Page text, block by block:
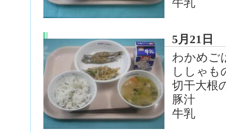
牛乳
5月21日
わかめご
ししゃも
切干大根
豚汁
牛乳